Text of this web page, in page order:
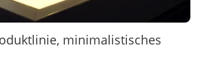
minimalistisches